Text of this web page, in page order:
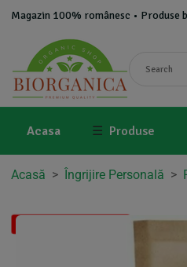
Magazin 100% românesc •
Acasa ☰ Produse
Acasă > Îngrijire Personală >